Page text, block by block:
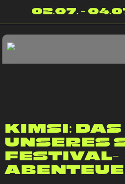
02.07. -
KIMSI: DAS
UNSERES
FESTIVAL-